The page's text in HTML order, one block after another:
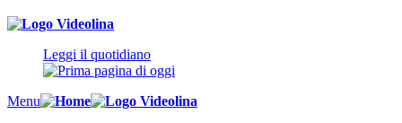
Leggi il quotidiano
Menu